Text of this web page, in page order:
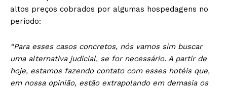
altos preços cobrados por algumas hospedagens no
período:
“Para esses casos concretos, nós vamos sim buscar
uma alternativa judicial, se for necessário. A partir de
hoje, estamos fazendo contato com esses hotéis que,
em nossa opinião, estão extrapolando em demasia os